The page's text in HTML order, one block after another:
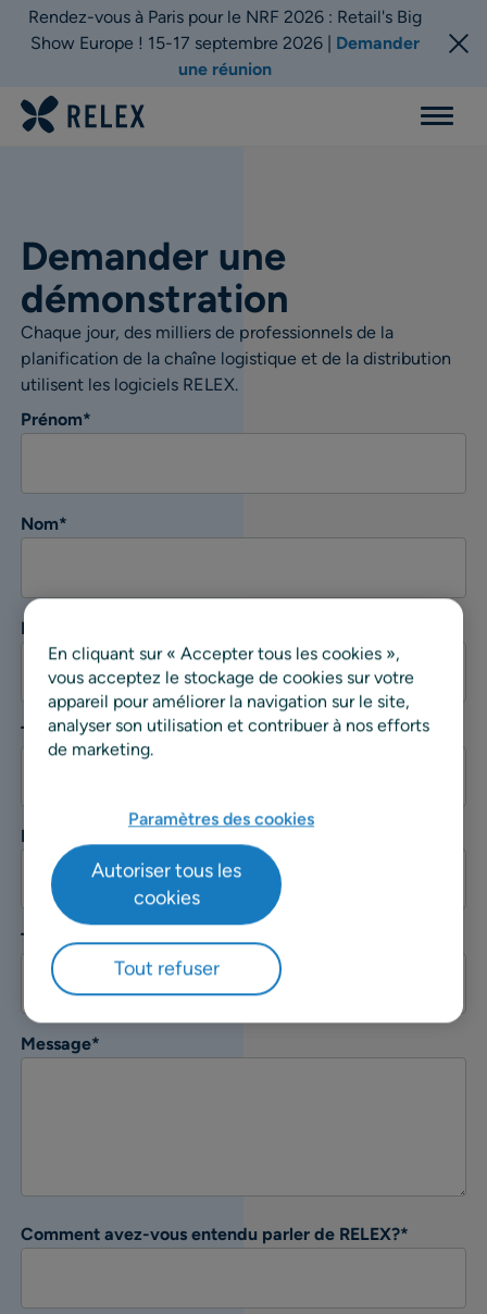
Rendez-vous à Paris pour le NRF 2026 : Retail's Big
Show Europe ! 15-17 septembre 2026 | Demander
une réunion
Menu
Demander une
démonstration
Chaque jour, des milliers de professionnels de la
planification de la chaîne logistique et de la distribution
utilisent les logiciels RELEX.
Prénom*
Nom*
Entreprise
Titre du poste*
Email
Téléphone
Message*
Comment avez-vous entendu parler de RELEX?*
En cliquant sur « Accepter tous les cookies »,
vous acceptez le stockage de cookies sur votre
appareil pour améliorer la navigation sur le site,
analyser son utilisation et contribuer à nos efforts
de marketing.
Paramètres des cookies
Tout refuser
Autoriser tous les
cookies